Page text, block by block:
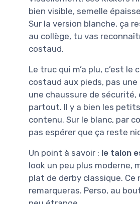
bien visible, semelle
Sur la version blanche, ça
au collège, tu vas
costaud.
Le truc qui m’a plu, c’est le
costaud aux pieds, pas
une chaussure de
partout. Il y a bien les
contenu. Sur le blanc, par
pas espérer que ça reste
Un point à savoir : le talon
look un peu plus moderne,
plat de derby classique.
remarqueras. Perso, au